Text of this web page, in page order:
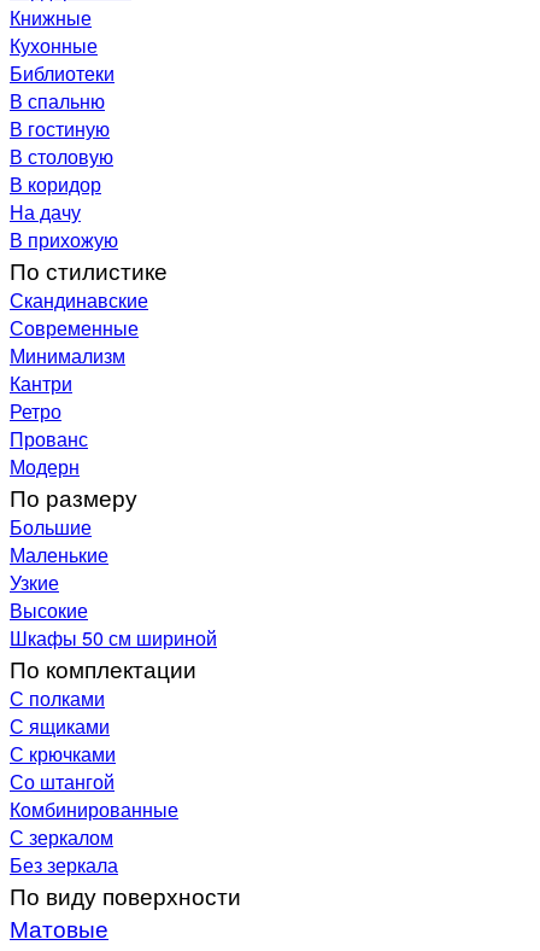
Книжные
Кухонные
Библиотеки
В спальню
В гостиную
В столовую
В коридор
На дачу
В прихожую
По стилистике
Скандинавские
Современные
Минимализм
Кантри
Ретро
Прованс
Модерн
По размеру
Большие
Маленькие
Узкие
Высокие
Шкафы 50 см шириной
По комплектации
С полками
С ящиками
С крючками
Со штангой
Комбинированные
С зеркалом
Без зеркала
По виду поверхности
Матовые